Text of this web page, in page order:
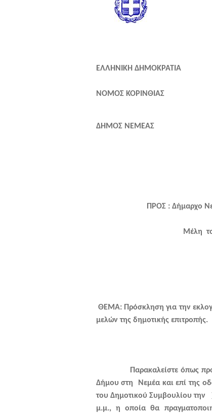
ΕΛΛΗΝΙΚΗ ΔΗΜΟΚΡΑΤΙΑ
ΝΟΜΟΣ ΚΟΡΙΝΘΙΑΣ
ΔΗΜΟΣ ΝΕΜΕΑΣ
ΠΡΟΣ : Δήμαρχο
Μέλη του
ΘΕΜΑ: Πρόσκληση για την
μελών της δημοτικής επιτροπής.
Παρακαλείστε όπως
Δήμου στη Νεμέα και επί της
του Δημοτικού Συμβουλίουτην
μ.μ.,η οποία θα